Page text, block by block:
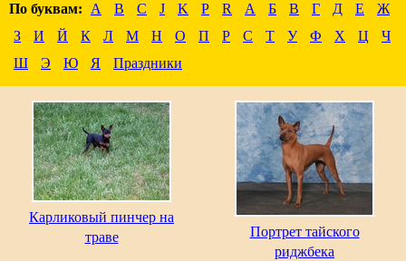
По буквам: A B C J K P R А Б В Г Д Е
Ж
З
И Й К Л М Н О П Р С Т У Ф Х Ц
Ч
Ш
Э Ю Я Праздники
Карликовый пинчер на
траве
Портрет тайского
риджбека